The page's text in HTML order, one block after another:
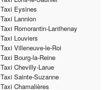
Taxi Eysines
Taxi Lannion
Taxi Romorantin-Lanthenay
Taxi Louviers
Taxi Villeneuve-le-Roi
Taxi Bourg-la-Reine
Taxi Chevilly-Larue
Taxi Sainte-Suzanne
Taxi Chamalières